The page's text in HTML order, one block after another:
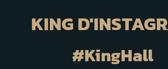
KING
#KingHall